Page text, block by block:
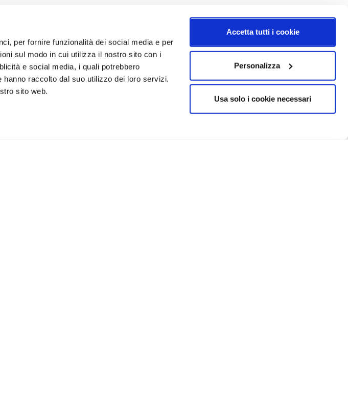
per fornire funzionalità dei social media e per
sul modo in cui utilizza il nostro sito con i
e social media, i quali potrebbero
raccolto dal suo utilizzo dei loro servizi.
sito web.
Accetta tutti i cookie
Personalizza
Usa solo i cookie necessari